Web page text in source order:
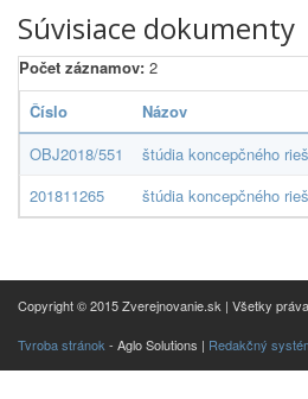
Súvisiace dokumenty
Počet záznamov: 2
Číslo
Názov
OBJ2018/551
štúdia koncepčného
201811265
štúdia koncepčného
Copyright © 2015 Zverejnovanie.sk | Všetky
Tvroba stránok - Aglo Solutions | Redakčný